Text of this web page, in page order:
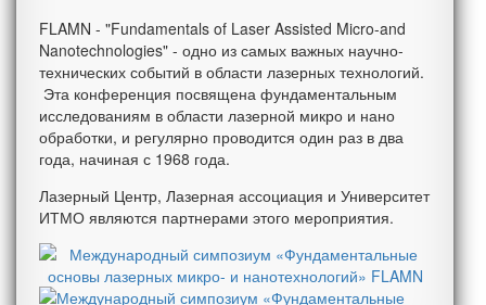
FLAMN - "Fundamentals of Laser Assisted Micro-and
Nanotechnologies" - одно из самых важных научно-
технических событий в области лазерных технологий.
Эта конференция посвящена фундаментальным
исследованиям в области лазерной микро и нано
обработки, и регулярно проводится один раз в два
года, начиная с 1968 года.
Лазерный Центр, Лазерная ассоциация и Университет
ИТМО являются партнерами этого мероприятия.